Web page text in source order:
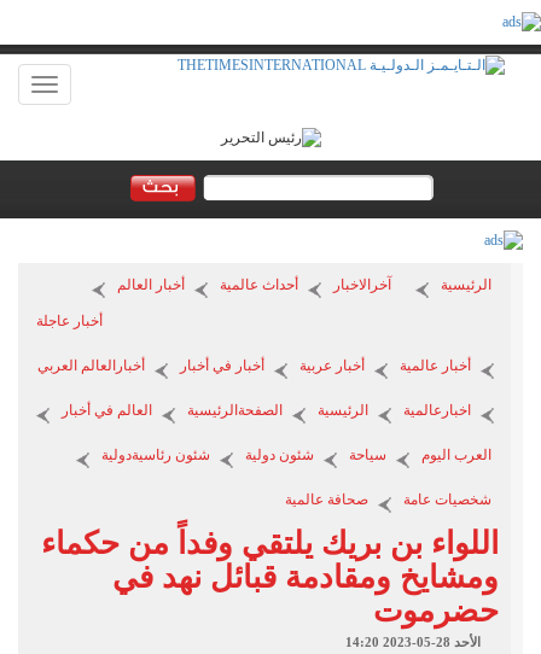
Toggle
الرئيسية آخرالاخبار أحداث عالمية أخبار العالم
أخبار عاجلة
أخبار عالمية أخبار عربية أخبار في أخبار أخبارالعالم العربي
اخبارعالمية الرئيسية الصفحةالرئيسية العالم في أخبار
العرب اليوم سياحة شئون دولية شئون رئاسيةدولية
شخصيات عامة صحافة عالمية
اللواء بن بريك يلتقي وفداً من حكماء
ومشايخ ومقادمة قبائل نهد في
حضرموت
الأحد 28-05-2023 14:20